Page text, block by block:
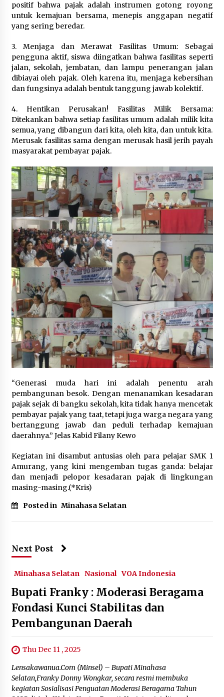
positif bahwa pajak adalah instrumen gotong royong
untuk kemajuan bersama, menepis anggapan negatif
yang sering beredar.‎
3. Menjaga dan Merawat Fasilitas Umum: Sebagai
pengguna aktif, siswa diingatkan bahwa fasilitas seperti
jalan, sekolah, jembatan, dan lampu penerangan jalan
dibiayai oleh pajak. Oleh karena itu, menjaga kebersihan
dan fungsinya adalah bentuk tanggung jawab kolektif.‎
4. Hentikan Perusakan! Fasilitas Milik Bersama:
Ditekankan bahwa setiap fasilitas umum adalah milik kita
semua, yang dibangun dari kita, oleh kita, dan untuk kita.
Merusak fasilitas sama dengan merusak hasil jerih payah
masyarakat pembayar pajak.‎‎
“Generasi muda hari ini adalah penentu arah
pembangunan besok. Dengan menanamkan kesadaran
pajak sejak di bangku sekolah, kita tidak hanya mencetak
pembayar pajak yang taat, tetapi juga warga negara yang
bertanggung jawab dan peduli terhadap kemajuan
daerahnya.” Jelas Kabid Filany Kewo‎‎
Kegiatan ini disambut antusias oleh para pelajar SMK 1
Amurang, yang kini mengemban tugas ganda: belajar
dan menjadi pelopor kesadaran pajak di lingkungan
masing-masing.(*Kris)
Posted in Minahasa Selatan
Next Post
Minahasa Selatan Nasional VOA Indonesia
Bupati Franky : Moderasi Beragama
Fondasi Kunci Stabilitas dan
Pembangunan Daerah
Thu Dec 11 , 2025
‎‎Lensakawanua.Com (Minsel) – Bupati Minahasa
Selatan,Franky Donny Wongkar, secara resmi membuka
kegiatan Sosialisasi Penguatan Moderasi Beragama Tahun